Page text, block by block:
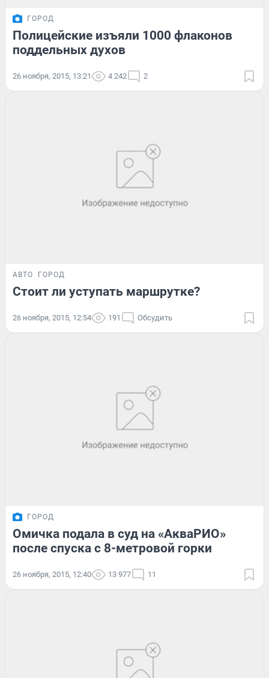
ГОРОД
Полицейские изъяли 1000 флаконов
поддельных духов
26 ноября, 2015, 13:21 4 242 2
АВТО ГОРОД
Стоит ли уступать маршрутке?
26 ноября, 2015, 12:54 191 Обсудить
ГОРОД
Омичка подала в суд на «АкваРИО»
после спуска с 8-метровой горки
26 ноября, 2015, 12:40 13 977 11